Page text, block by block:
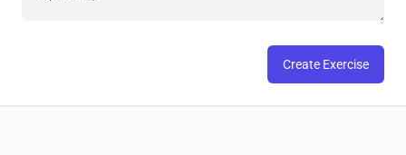
Create Exercise